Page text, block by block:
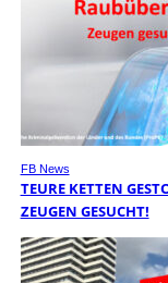
FB News
TEURE KETTEN
ZEUGEN GESUCHT!